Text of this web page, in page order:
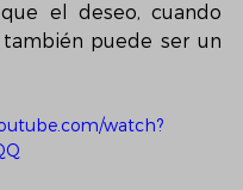
el deseo, cuando
puede ser un
watch?